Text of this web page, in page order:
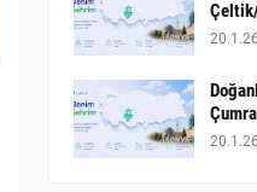
20.1.26
20.1.26